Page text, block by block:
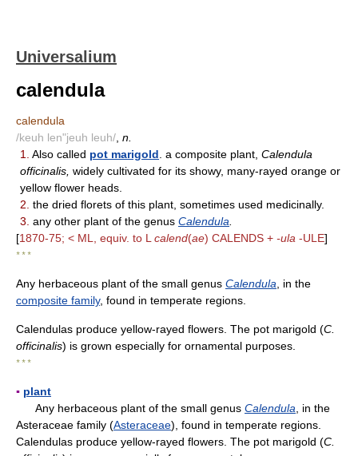
Universalium
calendula
calendula
/keuh len"jeuh leuh/ n.
1.
Also called pot marigold . a composite plant, Calendula
officinalis, widely cultivated for its showy, many-rayed orange or
yellow flower heads.
2. the dried florets of this plant, sometimes used medicinally.
3. any other plant of the genus Calendula
[1870-75; < ML, equiv. to L calend(ae) CALENDS + -ula -ULE]
* * *
Any herbaceous plant of the small genus Calendula , in the
composite family, found in temperate regions.
Calendulas produce yellow-rayed flowers. The pot marigold (C.
officinalis) is grown especially for ornamental purposes.
* * *
▪ plant
Any herbaceous plant of the small genus Calendula , in the
Asteraceae family (Asteraceae), found in temperate regions.
Calendulas produce yellow-rayed flowers. The pot marigold (C.